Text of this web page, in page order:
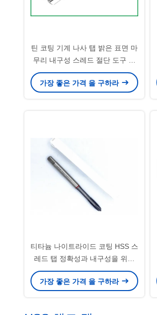
틴 코팅 기계 나사 탭 밝은 표면 마
무리 내구성 스레드 절단 도구 정
밀 금속 작업 응용 프로그램
가장 좋은 가격 을 구하라
티타늄 나이트라이드 코팅 HSS 스
레드 탭 정확성과 내구성을 위해
설계 된 전문 스레드 절단 도구
가장 좋은 가격 을 구하라